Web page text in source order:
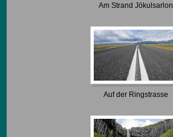
Am Strand Jökulsarlon
Auf der Ringstrasse